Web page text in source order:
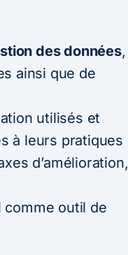
des données,
ainsi que de
utilisés et
à leurs pratiques
d’amélioration,
comme outil de